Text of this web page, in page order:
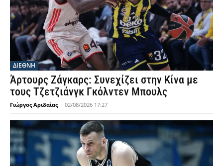
ΔΙΕΘΝΗ
Άρτουρς Ζάγκαρς: Συνεχίζει στην Κίνα με
τους Τζετζιάνγκ Γκόλντεν Μπουλς
Γιώργος Αριδαίας - 02/08/2026 17:27